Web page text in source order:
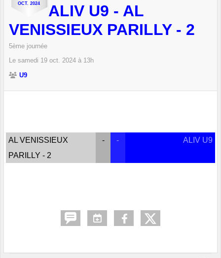
OCT. 2024
ALIV U9 - AL
VENISSIEUX PARILLY - 2
5ème journée
Le samedi 19 oct. 2024 à 13h
U9
AL VENISSIEUX
PARILLY - 2
- - ALIV U9